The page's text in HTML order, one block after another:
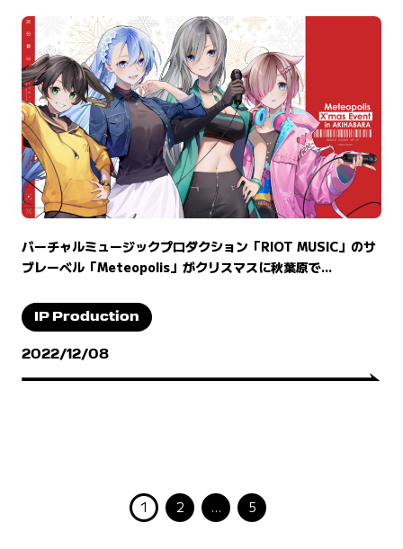
バーチャルミュージックプロダクション「RIOT MUSIC」のサ
ブレーベル「Meteopolis」がクリスマスに秋葉原で...
IP Production
2022/12/08
1 2 … 5